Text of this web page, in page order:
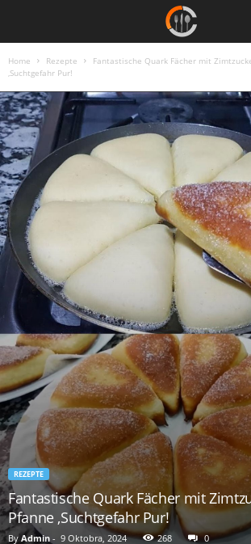
Home Rezepte
Fantastische Quark Fächer mit
,Suchtgefahr Pur!
REZEPTE
Fantastische Quark Fächer mit
Pfanne ,Suchtgefahr Pur!
By Admin - 9 Oktobra, 2024 268 0